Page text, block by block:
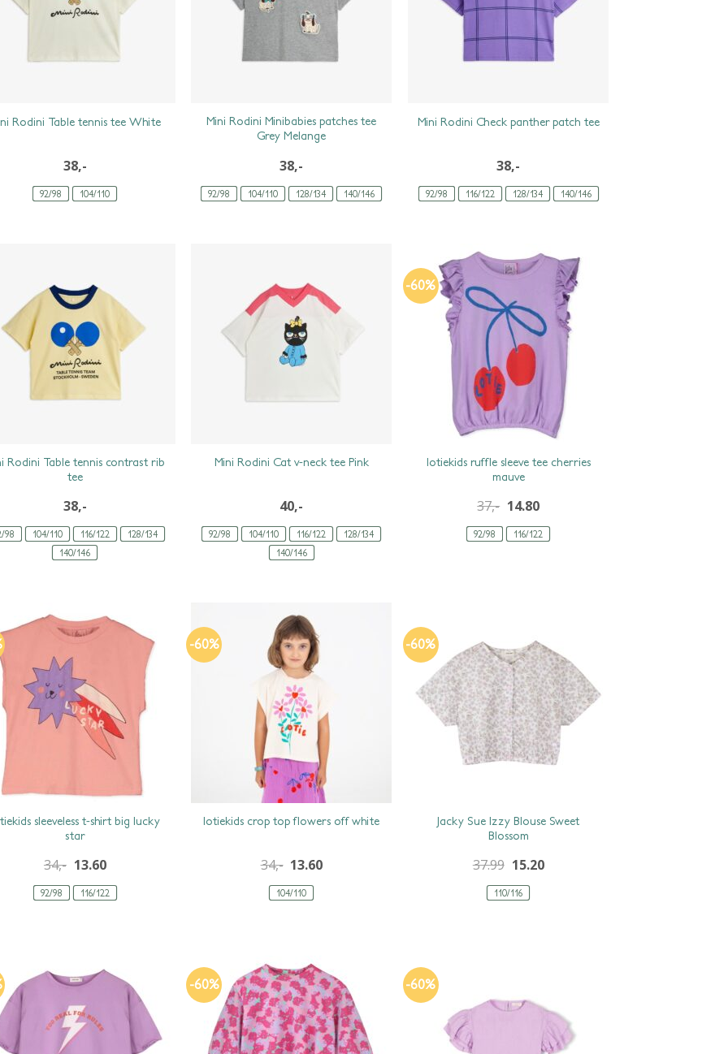
92/98 104/110
Rodini Table tennis tee White
38,-
92/98 104/110 128/134 140/146
Mini Rodini Minibabies patches tee
Grey Melange
38,-
92/98 116/122 128/134 140/146
Mini Rodini Check panther patch tee
38,-
98 104/110 116/122
128/134
140/146
Rodini Table tennis contrast rib
tee
38,-
92/98 104/110 116/122
128/134
140/146
Mini Rodini Cat v-neck tee Pink
40,-
-60%
92/98 116/122
lotiekids ruffle sleeve tee cherries
mauve
37,- 14.80
92/98 116/122
sleeveless t-shirt big lucky
star
34,- 13.60
-60%
104/110
lotiekids crop top flowers off white
34,- 13.60
-60%
110/116
Jacky Sue Izzy Blouse Sweet
Blossom
37.99 15.20
-60% -60%